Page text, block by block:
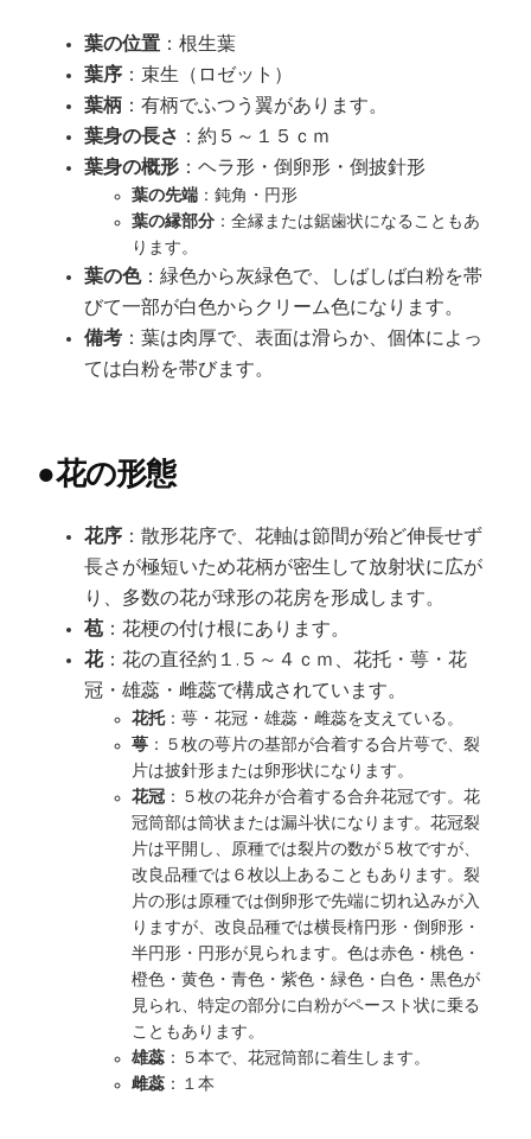
葉の位置 ：根生葉
葉序 ：束生（ロゼット）
葉柄 ：有柄でふつう翼があります。
葉身の長さ ：約５～１５ｃｍ
葉身の概形 ：ヘラ形・倒卵形・倒披針形
葉の先端 ：鈍角・円形
葉の縁部分 ：全縁または鋸歯状になることもあ
ります。
葉の色：緑色から灰緑色で、しばしば白粉を帯
びて一部が白色からクリーム色になります。
備考 ：葉は肉厚で、表面は滑らか、個体によっ
ては白粉を帯びます。
●花の形態
花序 ：散形花序で、花軸は節間が殆ど伸長せず
長さが極短いため花柄が密生して放射状に広が
り、多数の花が球形の花房を形成します。
苞 ：花梗の付け根にあります。
花：花の直径約１.５～４ｃｍ、花托・萼・花
冠・雄蕊・雌蕊で構成されています。
花托：萼・花冠・雄蕊・雌蕊を支えている。
萼 ：５枚の萼片の基部が合着する合片萼で、裂
片は披針形または卵形状になります。
花冠 ：５枚の花弁が合着する合弁花冠です。花
冠筒部は筒状または漏斗状になります。花冠裂
片は平開し、原種では裂片の数が５枚ですが、
改良品種では６枚以上あることもあります。裂
片の形は原種では倒卵形で先端に切れ込みが入
りますが、改良品種では横長楕円形・倒卵形・
半円形・円形が見られます。色は赤色・桃色・
橙色・黄色・青色・紫色・緑色・白色・黒色が
見られ、特定の部分に白粉がペースト状に乗る
こともあります。
雄蕊 ：５本で、花冠筒部に着生します。
雌蕊 ：１本